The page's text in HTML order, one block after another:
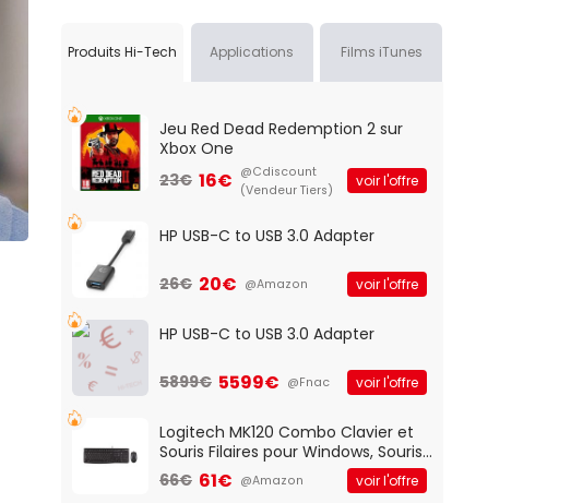
Produits Hi-Tech Applications Films iTunes
Jeu Red Dead Redemption 2 sur
Xbox One
23€ 16€ @Cdiscount
(Vendeur Tiers)
voir l'offre
HP USB-C to USB 3.0 Adapter
26€ 20€ @Amazon voir l'offre
HP USB-C to USB 3.0 Adapter
5899€ 5599€ @Fnac voir l'offre
Logitech MK120 Combo Clavier et
Souris Filaires pour Windows, Souris
Optique Filaire, Connexion USB Plug
And Play, Confortable, Taille
66€ 61€ @Amazon voir l'offre